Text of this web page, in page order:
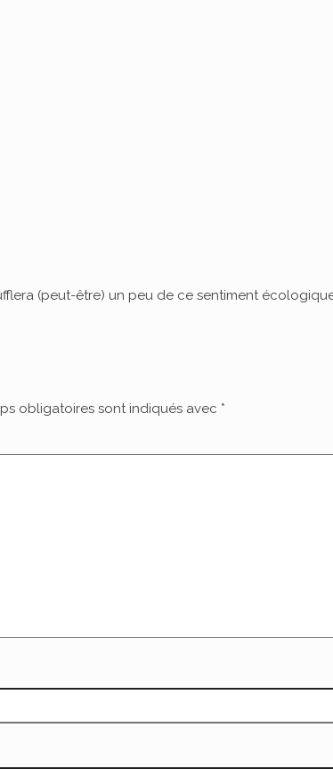
(peut-être) un peu de ce sentiment
obligatoires sont indiqués avec *